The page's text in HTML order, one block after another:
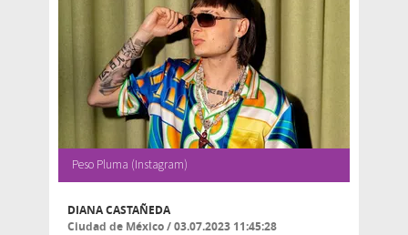
Peso Pluma (Instagram)
DIANA CASTAÑEDA
Ciudad de México/03.07.2023 11:45:28